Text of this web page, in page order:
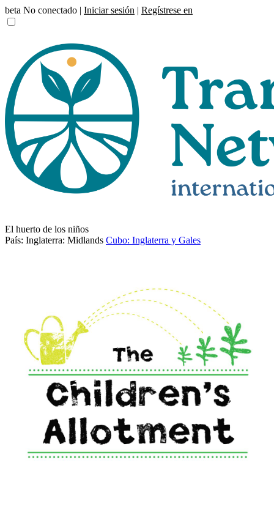
beta No conectado | Iniciar sesión | Regístrese en
El huerto de los niños
País: Inglaterra: Midlands Cubo: Inglaterra y Gales